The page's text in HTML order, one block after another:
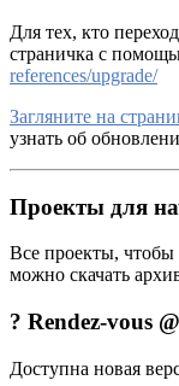
Для тех, кто
страничка с
references/upgrade/
Загляните на
узнать об
Проекты для
Все проекты, чтобы
можно скачать
? Rendez-vous @
Доступна новая